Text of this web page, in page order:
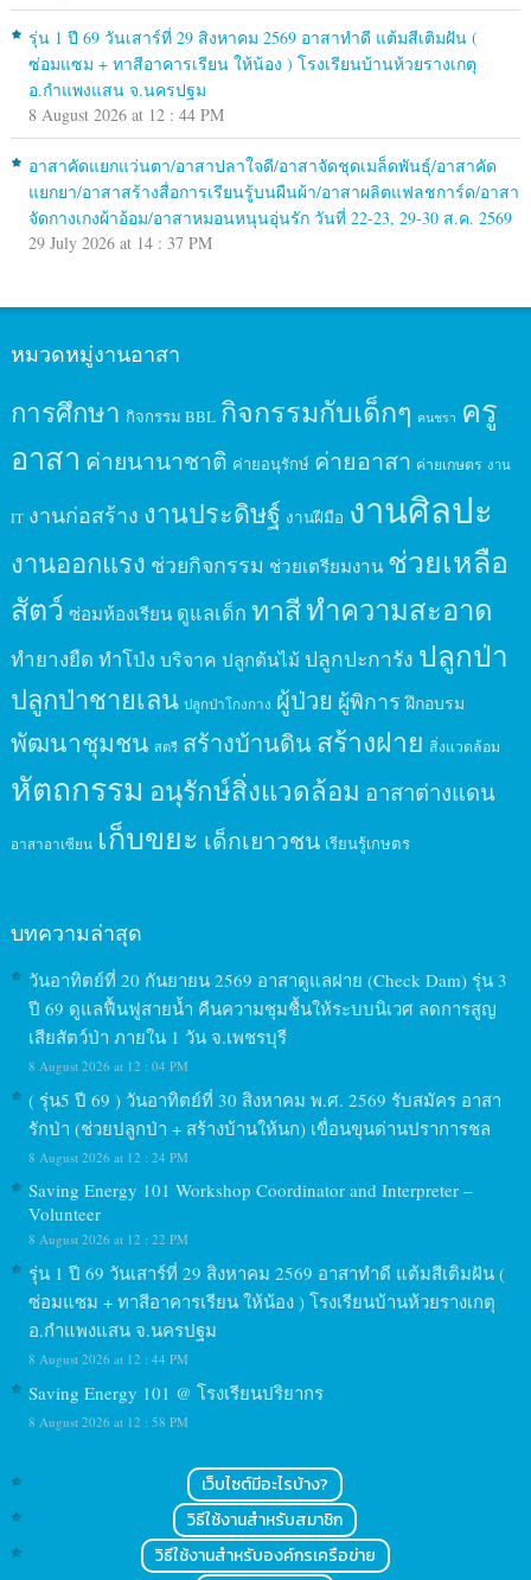
รุ่น 1 ปี 69 วันเสาร์ที่ 29 สิงหาคม 2569 อาสาทำดี แต้มสีเติมฝัน (
ซ่อมแซม + ทาสีอาคารเรียน ให้น้อง ) โรงเรียนบ้านห้วยรางเกตุ
อ.กำแพงแสน จ.นครปฐม
8 August 2026 at 12 : 44 PM
อาสาคัดแยกแว่นตา/อาสาปลาใจดี/อาสาจัดชุดเมล็ดพันธุ์/อาสาคัด
แยกยา/อาสาสร้างสื่อการเรียนรู้บนผืนผ้า/อาสาผลิตแฟลชการ์ด/อาสา
จัดกางเกงผ้าอ้อม/อาสาหมอนหนุนอุ่นรัก วันที่ 22-23, 29-30 ส.ค. 2569
29 July 2026 at 14 : 37 PM
หมวดหมู่งานอาสา
การศึกษา กิจกรรม BBL กิจกรรมกับเด็กๆ คนชรา ครู
อาสา ค่ายนานาชาติ ค่ายอนุรักษ์ ค่ายอาสา ค่ายเกษตร งาน
IT งานก่อสร้าง งานประดิษฐ์ งานฝีมือ งานศิลปะ
งานออกแรง ช่วยกิจกรรม ช่วยเตรียมงาน ช่วยเหลือ
สัตว์ ซ่อมห้องเรียน ดูแลเด็ก ทาสีทำความสะอาด
ทำยางยืด ทำโป่ง บริจาค ปลูกต้นไม้ ปลูกปะการัง ปลูกป่า
ปลูกป่าชายเลน ปลูกป่าโกงกาง ผู้ป่วย ผู้พิการ ฝึกอบรม
พัฒนาชุมชน สตรี สร้างบ้านดินสร้างฝาย สิ่งแวดล้อม
หัตถกรรม อนุรักษ์สิ่งแวดล้อม อาสาต่างแดน
อาสาอาเซียน เก็บขยะ เด็กเยาวชน เรียนรู้เกษตร
บทความล่าสุด
วันอาทิตย์ที่ 20 กันยายน 2569 อาสาดูแลฝาย (Check Dam) รุ่น 3
ปี 69 ดูแลฟื้นฟูสายน้ำ คืนความชุมชื้นให้ระบบนิเวศ ลดการสูญ
เสียสัตว์ป่า ภายใน 1 วัน จ.เพชรบุรี
8 August 2026 at 12 : 04 PM
( รุ่น5 ปี 69 ) วันอาทิตย์ที่ 30 สิงหาคม พ.ศ. 2569 รับสมัคร อาสา
รักป่า (ช่วยปลูกป่า + สร้างบ้านให้นก) เขื่อนขุนด่านปราการชล
8 August 2026 at 12 : 24 PM
Saving Energy 101 Workshop Coordinator and Interpreter –
Volunteer
8 August 2026 at 12 : 22 PM
รุ่น 1 ปี 69 วันเสาร์ที่ 29 สิงหาคม 2569 อาสาทำดี แต้มสีเติมฝัน (
ซ่อมแซม + ทาสีอาคารเรียน ให้น้อง ) โรงเรียนบ้านห้วยรางเกตุ
อ.กำแพงแสน จ.นครปฐม
8 August 2026 at 12 : 44 PM
Saving Energy 101 @ โรงเรียนปริยากร
8 August 2026 at 12 : 58 PM
เว็บไซต์มีอะไรบ้าง?
วิธีใช้งานสำหรับสมาชิก
วิธีใช้งานสำหรับองค์กรเครือข่าย